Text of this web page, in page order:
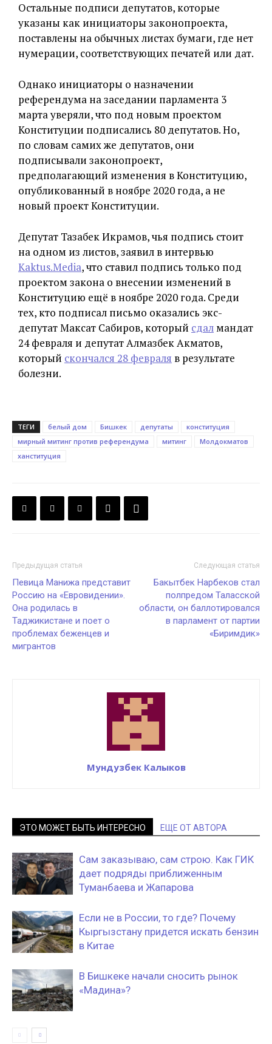
Остальные подписи депутатов, которые
указаны как инициаторы законопроекта,
поставлены на обычных листах бумаги, где нет
нумерации, соответствующих печатей или дат.
Однако инициаторы о назначении
референдума на заседании парламента 3
марта уверяли, что под новым проектом
Конституции подписались 80 депутатов. Но,
по словам самих же депутатов, они
подписывали законопроект,
предполагающий изменения в Конституцию,
опубликованный в ноябре 2020 года, а не
новый проект Конституции.
Депутат Тазабек Икрамов, чья подпись стоит
на одном из листов, заявил в интервью
Kaktus.Media, что ставил подпись только под
проектом закона о внесении изменений в
Конституцию ещё в ноябре 2020 года. Среди
тех, кто подписал письмо оказались экс-
депутат Максат Сабиров, который сдал мандат
24 февраля и депутат Алмазбек Акматов,
который скончался 28 февраля в результате
болезни.
ТЕГИ белый дом Бишкек депутаты
конституция
мирный митинг против референдума
митинг
Молдокматов
ханституция
Предыдущая статья
Певица Манижа представит
Россию на «Евровидении».
Она родилась в
Таджикистане и поет о
проблемах беженцев и
мигрантов
Следующая статья
Бакытбек Нарбеков стал
полпредом Таласской
области, он баллотировался
в парламент от партии
«Биримдик»
Мундузбек Калыков
ЭТО МОЖЕТ БЫТЬ ИНТЕРЕСНО ЕЩЕ ОТ АВТОРА
Сам заказываю, сам строю. Как ГИК
дает подряды приближенным
Туманбаева и Жапарова
Если не в России, то где? Почему
Кыргызстану придется искать бензин
в Китае
В Бишкеке начали сносить рынок
«Мадина»?